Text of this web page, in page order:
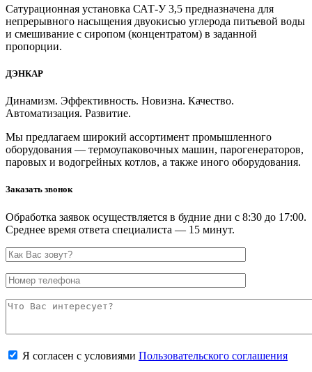
Сатурационная установка САТ-У 3,5 предназначена для
непрерывного насыщения двуокисью углерода питьевой воды
и смешивание с сиропом (концентратом) в заданной
пропорции.
ДЭНКАР
Динамизм. Эффективность. Новизна. Качество.
Автоматизация. Развитие.
Мы предлагаем широкий ассортимент промышленного
оборудования — термоупаковочных машин, парогенераторов,
паровых и водогрейных котлов, а также иного оборудования.
Заказать звонок
Обработка заявок осуществляется в будние дни с 8:30 до 17:00.
Среднее время ответа специалиста — 15 минут.
Я согласен с условиями Пользовательского соглашения